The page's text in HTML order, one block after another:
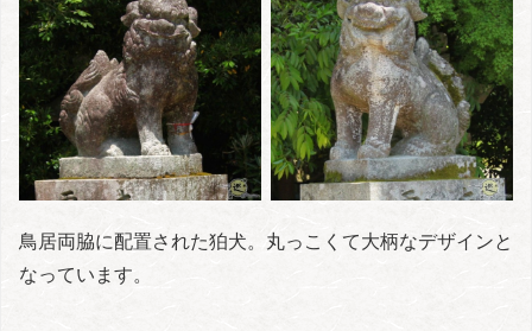
鳥居両脇に配置された狛犬。丸っこくて大柄なデザインと
なっています。